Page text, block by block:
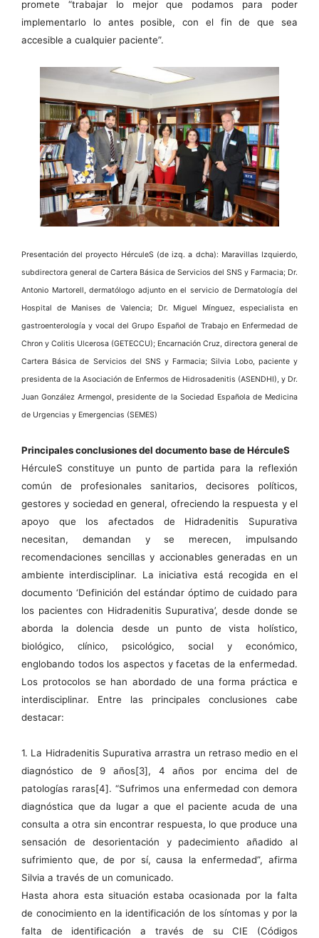
promete “trabajar lo mejor que podamos para poder
implementarlo lo antes posible, con el fin de que sea
accesible a cualquier paciente”.
Presentación del proyecto HérculeS (de izq. a dcha): Maravillas Izquierdo,
subdirectora general de Cartera Básica de Servicios del SNS y Farmacia; Dr.
Antonio Martorell, dermatólogo adjunto en el servicio de Dermatología del
Hospital de Manises de Valencia; Dr. Miguel Mínguez, especialista en
gastroenterología y vocal del Grupo Español de Trabajo en Enfermedad de
Chron y Colitis Ulcerosa (GETECCU); Encarnación Cruz, directora general de
Cartera Básica de Servicios del SNS y Farmacia; Silvia Lobo, paciente y
presidenta de la Asociación de Enfermos de Hidrosadenitis (ASENDHI), y Dr.
Juan González Armengol, presidente de la Sociedad Española de Medicina
de Urgencias y Emergencias (SEMES)
Principales conclusiones del documento base de HérculeS
HérculeS constituye un punto de partida para la reflexión
común de profesionales sanitarios, decisores políticos,
gestores y sociedad en general, ofreciendo la respuesta y el
apoyo que los afectados de Hidradenitis Supurativa
necesitan, demandan y se merecen, impulsando
recomendaciones sencillas y accionables generadas en un
ambiente interdisciplinar. La iniciativa está recogida en el
documento ‘Definición del estándar óptimo de cuidado para
los pacientes con Hidradenitis Supurativa’, desde donde se
aborda la dolencia desde un punto de vista holístico,
biológico, clínico, psicológico, social y económico,
englobando todos los aspectos y facetas de la enfermedad.
Los protocolos se han abordado de una forma práctica e
interdisciplinar. Entre las principales conclusiones cabe
destacar:
1. La Hidradenitis Supurativa arrastra un retraso medio en el
diagnóstico de 9 años[3], 4 años por encima del de
patologías raras[4]. “Sufrimos una enfermedad con demora
diagnóstica que da lugar a que el paciente acuda de una
consulta a otra sin encontrar respuesta, lo que produce una
sensación de desorientación y padecimiento añadido al
sufrimiento que, de por sí, causa la enfermedad”, afirma
Silvia a través de un comunicado.
Hasta ahora esta situación estaba ocasionada por la falta
de conocimiento en la identificación de los síntomas y por la
falta de identificación a través de su CIE (Códigos